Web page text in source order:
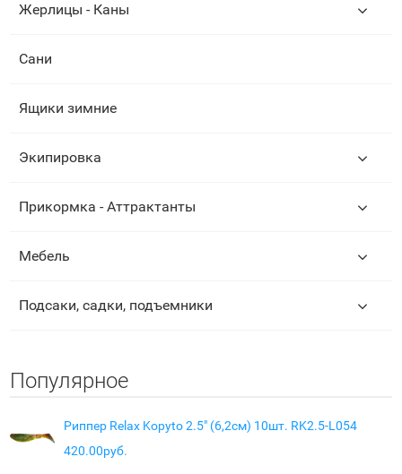
Жерлицы - Каны
Сани
Ящики зимние
Экипировка
Прикормка - Аттрактанты
Мебель
Подсаки, садки, подъемники
Популярное
Риппер Relax Kopyto 2.5" (6,2см) 10шт. RK2.5-L054
420.00руб.